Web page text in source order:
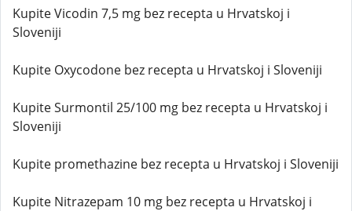
Kupite Vicodin 7,5 mg bez recepta u Hrvatskoj i
Sloveniji
Kupite Oxycodone bez recepta u Hrvatskoj i Sloveniji
Kupite Surmontil 25/100 mg bez recepta u Hrvatskoj i
Sloveniji
Kupite promethazine bez recepta u Hrvatskoj i Sloveniji
Kupite Nitrazepam 10 mg bez recepta u Hrvatskoj i